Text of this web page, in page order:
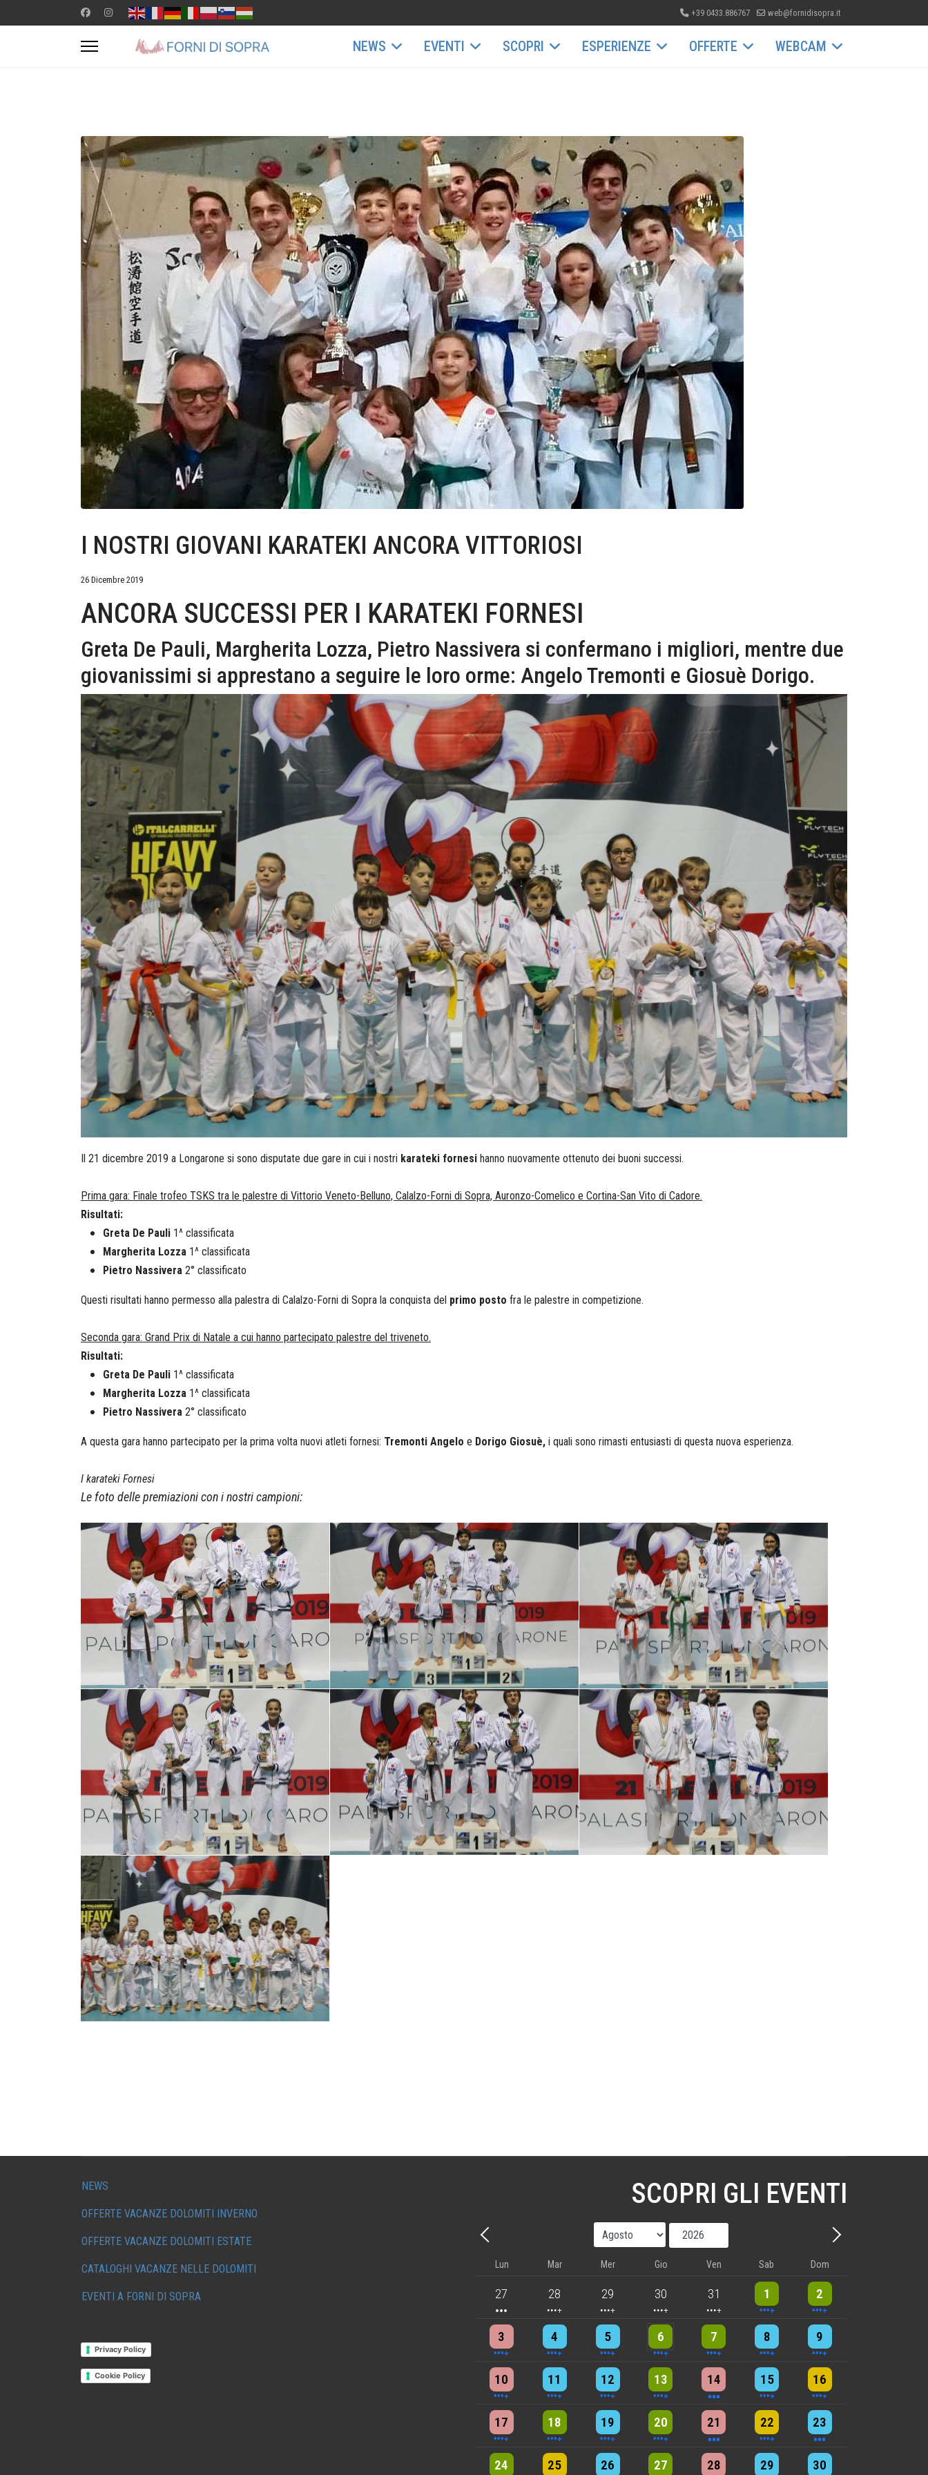
+39 0433.886767 web@fornidisopra.it
NEWS EVENTI SCOPRI ESPERIENZE OFFERTE WEBCAM
I NOSTRI GIOVANI KARATEKI ANCORA VITTORIOSI
26 Dicembre 2019
ANCORA SUCCESSI PER I KARATEKI FORNESI
Greta De Pauli, Margherita Lozza, Pietro Nassivera si confermano i migliori, mentre due
giovanissimi si apprestano a seguire le loro orme: Angelo Tremonti e Giosuè Dorigo.
Il 21 dicembre 2019 a Longarone si sono disputate due gare in cui i nostri karateki fornesi hanno nuovamente ottenuto dei buoni successi.
Prima gara: Finale trofeo TSKS tra le palestre di Vittorio Veneto-Belluno, Calalzo-Forni di Sopra, Auronzo-Comelico e Cortina-San Vito di Cadore.
Risultati:
Greta De Pauli 1^ classificata
Margherita Lozza 1^ classificata
Pietro Nassivera 2° classificato
Questi risultati hanno permesso alla palestra di Calalzo-Forni di Sopra la conquista del primo posto fra le palestre in competizione.
Seconda gara: Grand Prix di Natale a cui hanno partecipato palestre del triveneto.
Risultati:
Greta De Pauli 1^ classificata
Margherita Lozza 1^ classificata
Pietro Nassivera 2° classificato
A questa gara hanno partecipato per la prima volta nuovi atleti fornesi: Tremonti Angelo e Dorigo Giosuè, i quali sono rimasti entusiasti di questa nuova esperienza.
I karateki Fornesi
Le foto delle premiazioni con i nostri campioni:
NEWS
OFFERTE VACANZE DOLOMITI INVERNO
OFFERTE VACANZE DOLOMITI ESTATE
CATALOGHI VACANZE NELLE DOLOMITI
EVENTI A FORNI DI SOPRA
Privacy Policy
Cookie Policy
SCOPRI GLI EVENTI
Precedente - Mese
Anno
Avanti - Mese
Lun Mar Mer Gio Ven Sab Dom
27
3 events 28
4 events 29
5 events 30
5 events 31
5 events 1
10 events 2
8 events
3
4 events 4
4 events 5
7 events 6
6 events 7
5 events 8
7 events 9
8 events
10
6 events 11
7 events 12
7 events 13
9 events 14
3 events 15
5 events 16
4 events
17
5 events 18
6 events 19
7 events 20
6 events 21
3 events 22
4 events 23
3 events
24
3 events 25
3 events 26
6 events 27
2 events 28
2 events 29
2 events 30
4 events